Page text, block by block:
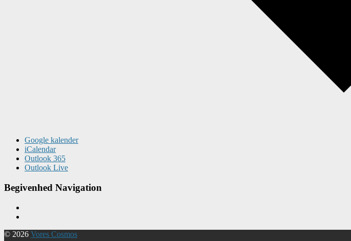
Google kalender
iCalendar
Outlook 365
Outlook Live
Begivenhed Navigation
© 2026 Vores Cosmos